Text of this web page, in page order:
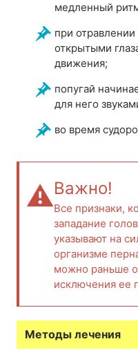
медленный
при
открытыми
движения;
попугай
для него
во время
Важно!
Все признаки,
западание
указывают на
организме
можно раньше
исключения ее
Методы лечения